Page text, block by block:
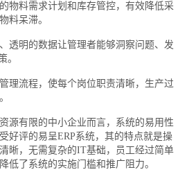
料需求计划和库存管控，有效降低采
料呆滞。
明的数据让管理者能够洞察问题、发
。
流程，使每个岗位职责清晰，生产过
有限的中小企业而言，系统的易用性
好评的易呈ERP系统，其的特点就是操
晰，无需复杂的IT基础，员工经过简单
低了系统的实施门槛和推广阻力。